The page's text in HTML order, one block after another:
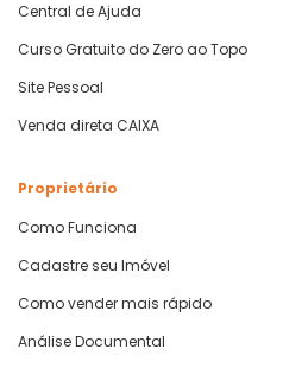
Central de Ajuda
Curso Gratuito do Zero ao Topo
Site Pessoal
Venda direta CAIXA
Proprietário
Como Funciona
Cadastre seu Imóvel
Como vender mais rápido
Análise Documental